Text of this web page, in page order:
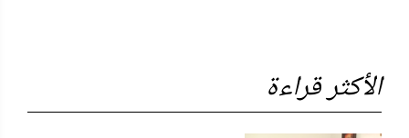
الأكثر قراءة